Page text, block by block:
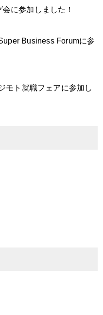
に参加しました！
Business Forumに参
モト就職フェアに参加し